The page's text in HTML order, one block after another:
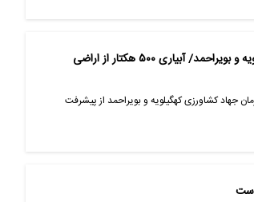
پیشرفت ۵۵ درصدی پروژه ایستگاه پمپاژ دشت بن در کهگیلویه و بویراحمد/ آبیاری ۵۰۰ هکتار از اراضی
جهاد کشاورزی کهگیلویه و بویراحمد از پیشرفت